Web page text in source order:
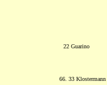
22 Guarino
66. 33 Klostermann